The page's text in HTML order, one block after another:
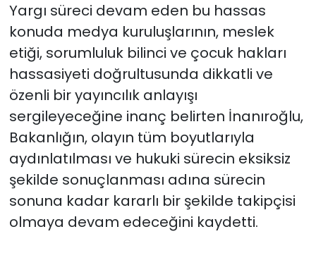
Yargı süreci devam eden bu hassas
konuda medya kuruluşlarının, meslek
etiği, sorumluluk bilinci ve çocuk hakları
hassasiyeti doğrultusunda dikkatli ve
özenli bir yayıncılık anlayışı
sergileyeceğine inanç belirten İnanıroğlu,
Bakanlığın, olayın tüm boyutlarıyla
aydınlatılması ve hukuki sürecin eksiksiz
şekilde sonuçlanması adına sürecin
sonuna kadar kararlı bir şekilde takipçisi
olmaya devam edeceğini kaydetti.